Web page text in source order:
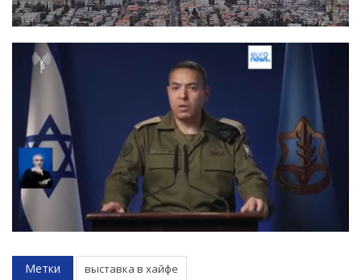
Метки выставка в хайфе